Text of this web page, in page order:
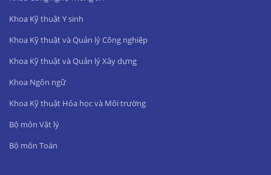
Khoa Kỹ thuật Y sinh
Khoa Kỹ thuật và Quản lý Công nghiệp
Khoa Kỹ thuật và Quản lý Xây dựng
Khoa Ngôn ngữ
Khoa Kỹ thuật Hóa học và Môi trường
Bộ môn Vật lý
Bộ môn Toán